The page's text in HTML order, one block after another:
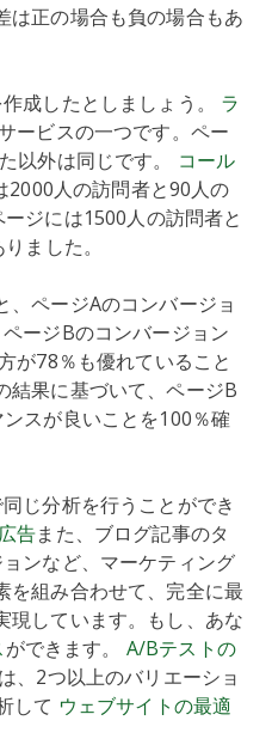
は正の場合も負の場合もあ
成したとしましょう。 ラ
ービスの一つです。ペー
以外は同じです。
コール
2000人の訪問者と90人の
ジには1500人の訪問者と
ました。
、ページAのコンバージョ
ージBのコンバージョン
が78％も優れていること
結果に基づいて、ページB
スが良いことを100％確
じ分析を行うことができ
告また、ブログ記事のタ
ンなど、マーケティング
を組み合わせて、完全に最
現しています。もし、あな
ができます。 A/Bテストの
、2つ以上のバリエーショ
して ウェブサイトの最適